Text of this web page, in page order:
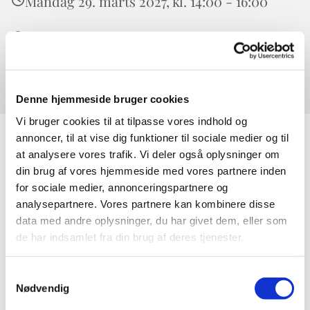
Denne hjemmeside bruger cookies
Vi bruger cookies til at tilpasse vores indhold og
annoncer, til at vise dig funktioner til sociale medier og til
at analysere vores trafik. Vi deler også oplysninger om
din brug af vores hjemmeside med vores partnere inden
for sociale medier, annonceringspartnere og
analysepartnere. Vores partnere kan kombinere disse
data med andre oplysninger, du har givet dem, eller som
de har indsamlet fra din brug af deres tjenester.
Nødvendig
Værløse, Højeloft Vænge 20, 3500 Værløse
0